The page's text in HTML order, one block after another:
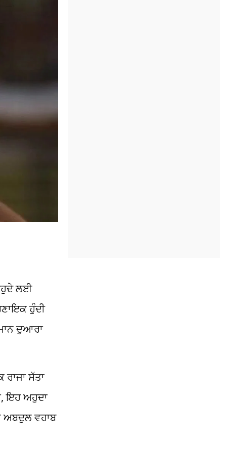
ਲਈ
ਹੁੰਦੀ
ਦੁਆਰਾ
ਸੱਤਾ
ਇਹ ਅਹੁਦਾ
ਅਬਦੁਲਵਹਾਬ